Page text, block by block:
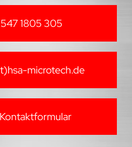
1805 305
microtech.de